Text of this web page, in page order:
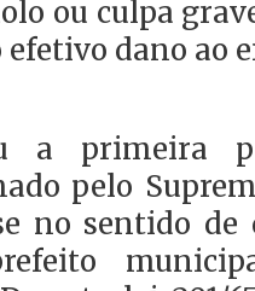
ou culpa
efetivo dano ao
a primeira
pelo
no sentido de